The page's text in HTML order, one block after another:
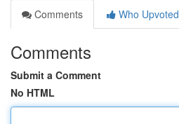
Comments
Who Upvoted
Comments
Submit a Comment
No HTML